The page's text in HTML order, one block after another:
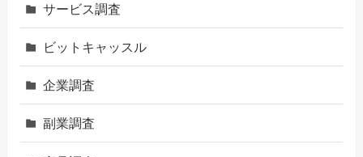
サービス調査
ビットキャッスル
企業調査
副業調査